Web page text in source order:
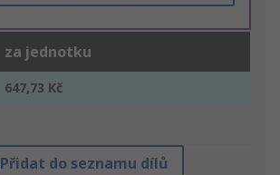
za jednotku
647,73 Kč
Přidat do seznamu dílů